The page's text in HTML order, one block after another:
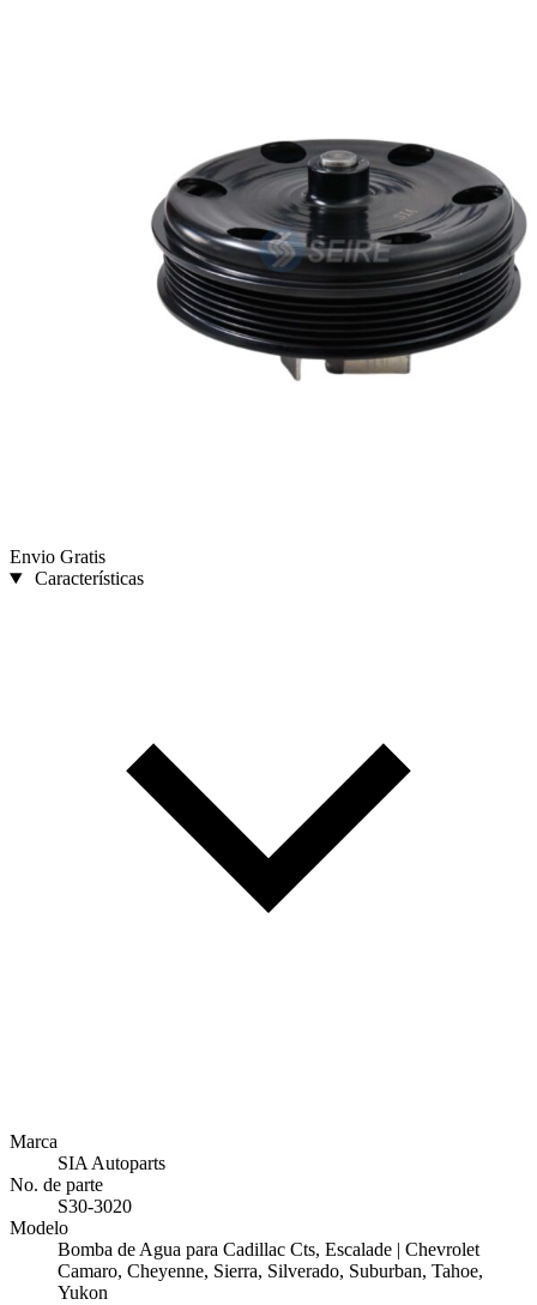
Envio Gratis
Características
Marca
SIA Autoparts
No. de parte
S30-3020
Modelo
Bomba de Agua para Cadillac Cts, Escalade | Chevrolet
Camaro, Cheyenne, Sierra, Silverado, Suburban, Tahoe,
Yukon